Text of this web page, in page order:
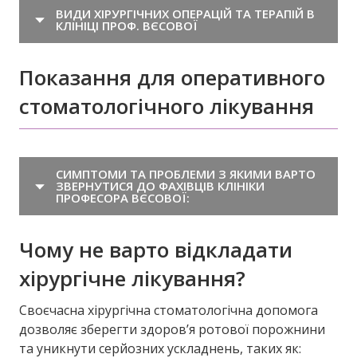
ВИДИ ХІРУРГІЧНИХ ОПЕРАЦІЙ ТА ТЕРАПІЙ В
КЛІНІЦІ ПРОФ. ВЄСОВОЇ
Показання для оперативного
стоматологічного лікування
СИМПТОМИ ТА ПРОБЛЕМИ З ЯКИМИ ВАРТО
ЗВЕРНУТИСЯ ДО ФАХІВЦІВ КЛІНІКИ
ПРОФЕСОРА ВЄСОВОЇ:
Чому не варто відкладати
хірургічне лікування?
Своєчасна хірургічна стоматологічна допомога
дозволяє зберегти здоров’я ротової порожнини
та уникнути серйозних ускладнень, таких як: